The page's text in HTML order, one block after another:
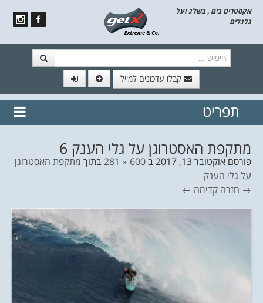
אקסטרים בים , בשלג ועל
גלגלים
קבלו עדכונים למייל
// הצטרף לרשימת תפוצה!
נשמח
תפריט
מתקפת האסטרוגן על גלי הענק 6
פורסםאוקטובר 13, 2017 ב600 × 281 בתוך מתקפת האסטרוגן
על גלי הענק
→ חזרה קדימה ←